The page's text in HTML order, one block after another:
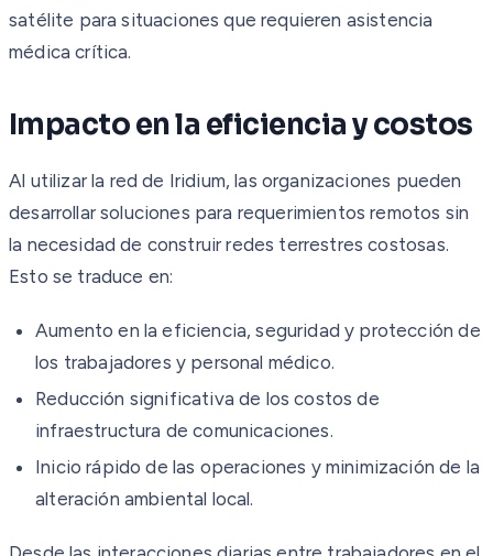
satélite para situaciones que requieren asistencia
médica crítica.
Impacto en la eficiencia y costos
Al utilizar la red de Iridium, las organizaciones pueden
desarrollar soluciones para requerimientos remotos sin
la necesidad de construir redes terrestres costosas.
Esto se traduce en:
Aumento en la eficiencia, seguridad y protección de
los trabajadores y personal médico.
Reducción significativa de los costos de
infraestructura de comunicaciones.
Inicio rápido de las operaciones y minimización de la
alteración ambiental local.